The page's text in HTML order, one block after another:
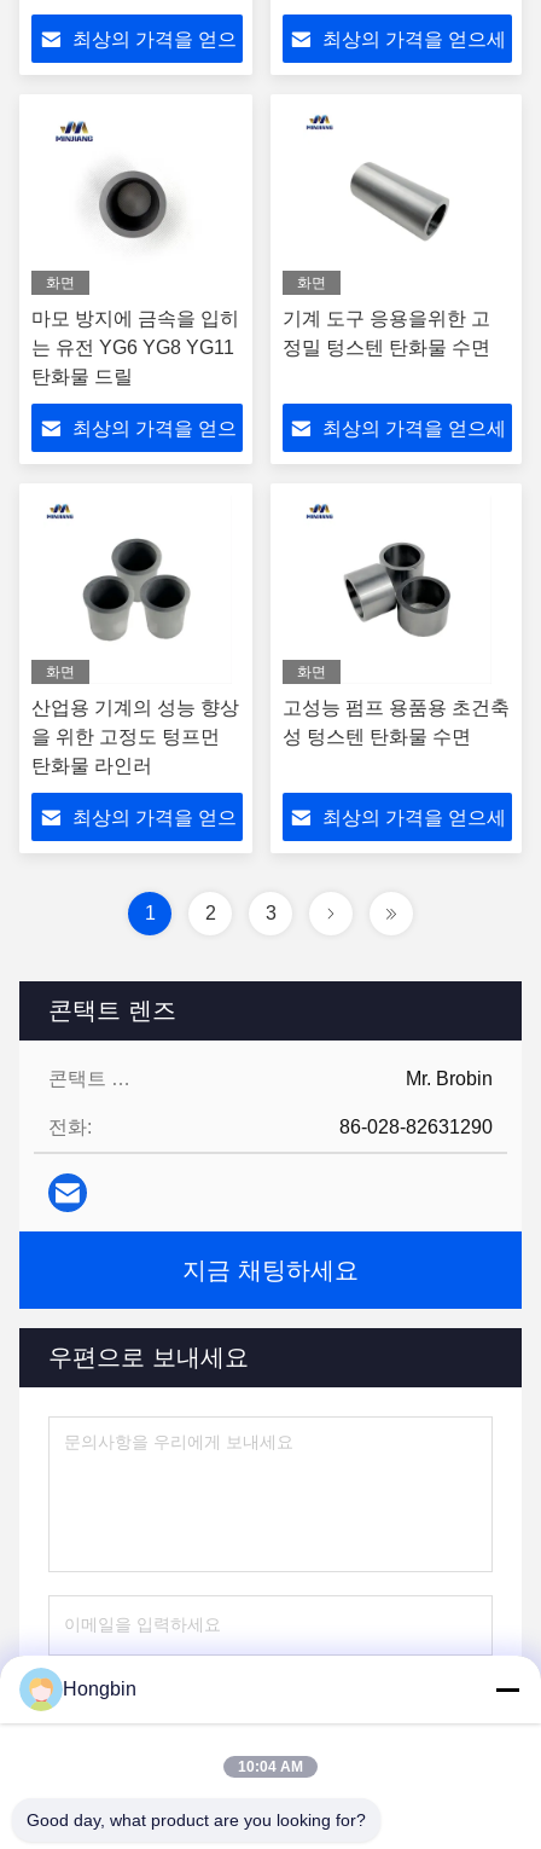
콘택트 렌즈
콘택트 렌즈: Mr. Brobin
전화: 86-028-82631290
지금 채팅하세요
우편으로 보내세요
보내다
최상의 가격을 얻으 최상의 가격을 얻으세
화면
마모 방지에 금속을 입히
는 유전 YG6 YG8 YG11
탄화물 드릴
최상의 가격을 얻으
화면
기계 도구 응용을위한 고
정밀 텅스텐 탄화물 수면
최상의 가격을 얻으세
화면
산업용 기계의 성능 향상
을 위한 고정도 텅프먼
탄화물 라인러
최상의 가격을 얻으
화면
고성능 펌프 용품용 초건축
성 텅스텐 탄화물 수면
최상의 가격을 얻으세
1 2 3
Hongbin
10:04 AM
Good day, what product are you looking for?